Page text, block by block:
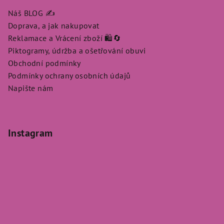
Náš BLOG ✍️
Doprava, a jak nakupovat
Reklamace a Vrácení zboží 🛍️🔄
Piktogramy, údržba a ošetřování obuvi
Obchodní podmínky
Podmínky ochrany osobních údajů
Napište nám
Instagram